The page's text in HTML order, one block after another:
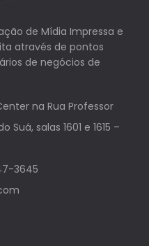
de Mídia Impressa e
através de pontos
de negócios de
na Rua Professor
Suá, salas 1601 e 1615 –
3645